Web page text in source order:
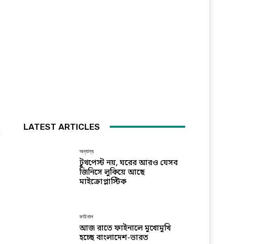
LATEST ARTICLES
অন্যান্য
টুথপেস্ট নয়, ঘরের আরও যেসব
জিনিসে লুকিয়ে আছে
মাইক্রোপ্লাস্টিক
ফাইনাল
আজ রাতে ফাইনালে মুখোমুখি
হচ্ছে বাংলাদেশ-ভারত